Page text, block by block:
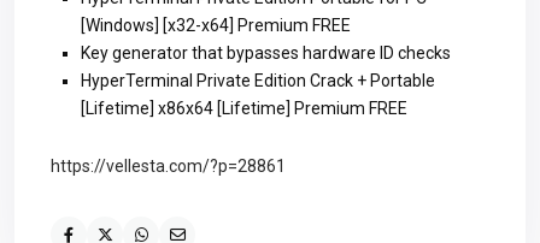
[Windows] [x32-x64] Premium FREE
Key generator that bypasses hardware ID checks
HyperTerminal Private Edition Crack + Portable
[Lifetime] x86x64 [Lifetime] Premium FREE
https://vellesta.com/?p=28861